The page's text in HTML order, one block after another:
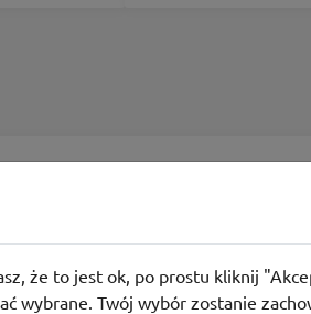
że to jest ok, po prostu kliknij
wybrane. Twój wybór zostanie